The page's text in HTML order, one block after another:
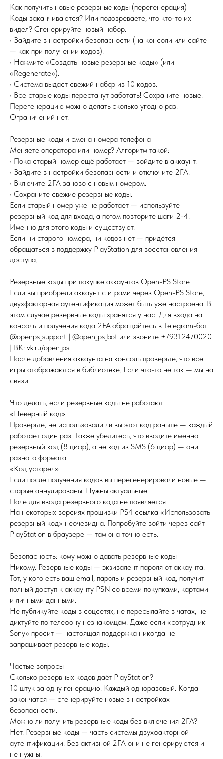
Как получить новые резервные коды (перегенерация)
Коды заканчиваются? Или подозреваете, что кто-то их
видел? Сгенерируйте новый набор.
• Зайдите в настройки безопасности (на консоли или сайте
— как при получении кодов).
• Нажмите «Создать новые резервные коды» (или
«Regenerate»).
• Система выдаст свежий набор из 10 кодов.
• Все старые коды перестанут работать! Сохраните новые.
Перегенерацию можно делать сколько угодно раз.
Ограничений нет.
Резервные коды и смена номера телефона
Меняете оператора или номер? Алгоритм такой:
• Пока старый номер ещё работает — войдите в аккаунт.
• Зайдите в настройки безопасности и отключите 2FA.
• Включите 2FA заново с новым номером.
• Сохраните свежие резервные коды.
Если старый номер уже не работает — используйте
резервный код для входа, а потом повторите шаги 2-4.
Именно для этого коды и существуют.
Если ни старого номера, ни кодов нет — придётся
обращаться в поддержку PlayStation для восстановления
доступа.
Резервные коды при покупке аккаунтов Open-PS Store
Если вы приобрели аккаунт с играми через Open-PS Store,
двухфакторная аутентификация может быть уже настроена. В
этом случае резервные коды хранятся у нас. Для входа на
консоль и получения кода 2FA обращайтесь в Telegram-бот
@openps_support | @open_ps_bot или звоните +79312470020
| ВК: vk.ru/open_ps.
После добавления аккаунта на консоль проверьте, что все
игры отображаются в библиотеке. Если что-то не так — мы на
связи.
Что делать, если резервные коды не работают
«Неверный код»
Проверьте, не использовали ли вы этот код раньше — каждый
работает один раз. Также убедитесь, что вводите именно
резервный код (8 цифр), а не код из SMS (6 цифр) — они
разного формата.
«Код устарел»
Если после получения кодов вы перегенерировали новые —
старые аннулированы. Нужны актуальные.
Поле для ввода резервного кода не появляется
На некоторых версиях прошивки PS4 ссылка «Использовать
резервный код» неочевидна. Попробуйте войти через сайт
PlayStation в браузере — там она точно есть.
Безопасность: кому можно давать резервные коды
Никому. Резервные коды — эквивалент пароля от аккаунта.
Тот, у кого есть ваш email, пароль и резервный код, получит
полный доступ к аккаунту PSN со всеми покупками, картами
и личными данными.
Не публикуйте коды в соцсетях, не пересылайте в чатах, не
диктуйте по телефону незнакомцам. Даже если «сотрудник
Sony» просит — настоящая поддержка никогда не
запрашивает резервные коды.
Частые вопросы
Сколько резервных кодов даёт PlayStation?
10 штук за одну генерацию. Каждый одноразовый. Когда
закончатся — сгенерируйте новые в настройках
безопасности.
Можно ли получить резервные коды без включения 2FA?
Нет. Резервные коды — часть системы двухфакторной
аутентификации. Без активной 2FA они не генерируются и
не нужны.